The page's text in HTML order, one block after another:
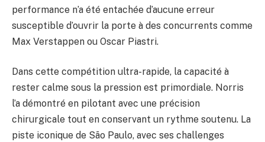
performance n’a été entachée d’aucune erreur
susceptible d’ouvrir la porte à des concurrents comme
Max Verstappen ou Oscar Piastri.
Dans cette compétition ultra-rapide, la capacité à
rester calme sous la pression est primordiale. Norris
l’a démontré en pilotant avec une précision
chirurgicale tout en conservant un rythme soutenu. La
piste iconique de São Paulo, avec ses challenges